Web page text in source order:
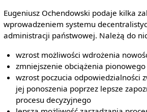
Eugeniusz Ochendowski podaje kilka
wprowadzeniem systemu
administracji państwowej. Należą do
wzrost możliwości wdrożenia
zmniejszenie obciążenia
wzrost poczucia odpowiedzialności
jej ponoszenia poprzez lepsze
procesu decyzyjnego